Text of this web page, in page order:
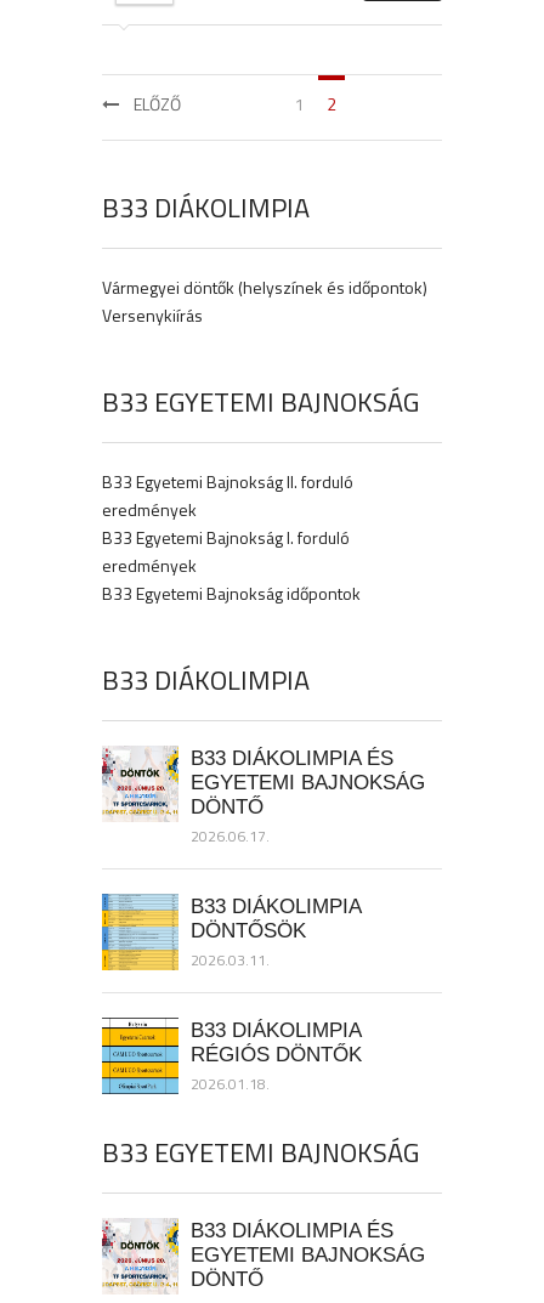
ELŐZŐ 1 2
B33 DIÁKOLIMPIA
Vármegyei döntők (helyszínek és időpontok)
Versenykiírás
B33 EGYETEMI BAJNOKSÁG
B33 Egyetemi Bajnokság II. forduló
eredmények
B33 Egyetemi Bajnokság I. forduló
eredmények
B33 Egyetemi Bajnokság időpontok
B33 DIÁKOLIMPIA
B33 DIÁKOLIMPIA ÉS
EGYETEMI BAJNOKSÁG
DÖNTŐ
2026.06.17.
B33 DIÁKOLIMPIA
DÖNTŐSÖK
2026.03.11.
B33 DIÁKOLIMPIA
RÉGIÓS DÖNTŐK
2026.01.18.
B33 EGYETEMI BAJNOKSÁG
B33 DIÁKOLIMPIA ÉS
EGYETEMI BAJNOKSÁG
DÖNTŐ